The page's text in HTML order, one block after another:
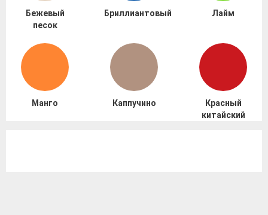
Бежевый
песок
Бриллиантовый Лайм
Манго Каппучино
Красный
китайский